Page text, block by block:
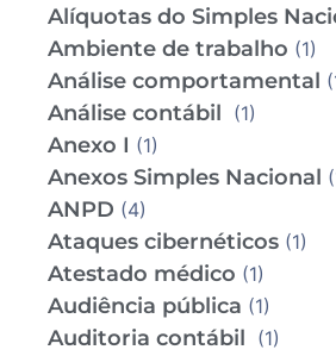
Alíquotas do Simples
Ambiente de trabalho (1)
Análise comportamental
Análise contábil (1)
Anexo I (1)
Anexos Simples Nacional
ANPD (4)
Ataques cibernéticos (1)
Atestado médico (1)
Audiência pública (1)
Auditoria contábil (1)